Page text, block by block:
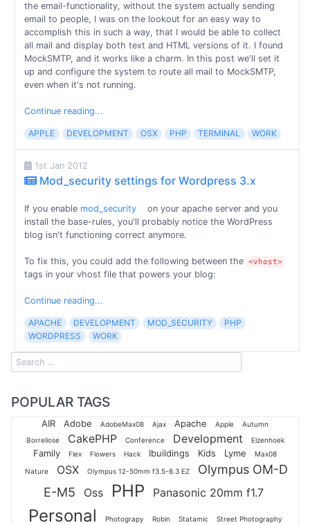
the email-functionality, without the system actually sending
email to people, I was on the lookout for an easy way to
accomplish this in such a way, that I would be able to collect
all mail and display both text and HTML versions of it. I found
MockSMTP, and it works like a charm. In this post we'll set it
up and configure the system to route all mail to MockSMTP,
even when it's not running.
Continue reading...
APPLE DEVELOPMENT OSX PHP TERMINAL WORK
1st Jan 2012
Mod_security settings for Wordpress 3.x
If you enable mod_security
on your apache server and you
install the base-rules, you'll probably notice the WordPress
blog isn't functioning correct anymore.
To fix this, you could add the following between the <vhost>
tags in your vhost file that powers your blog:
Continue reading...
APACHE DEVELOPMENT MOD_SECURITY
PHP
WORDPRESS
WORK
POPULAR TAGS
AIR Adobe AdobeMax08 Ajax Apache Apple
Autumn
Borreliose
CakePHP Conference Development Elzenhoek
Family Flex Flowers Hack Ibuildings Kids Lyme Max08
Nature OSX Olympus 12-50mm f3.5-6.3 EZ
Olympus OM-D
E-M5
Oss PHP Panasonic 20mm f1.7
Personal Photograpy Robin Statamic Street Photography